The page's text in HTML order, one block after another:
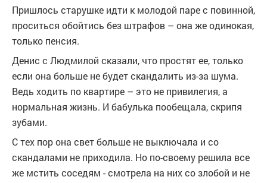
Пришлось старушке идти к молодой паре с повинной,
проситься обойтись без штрафов – она же одинокая,
только пенсия.
Денис с Людмилой сказали, что простят ее, только
если она больше не будет скандалить из-за шума.
Ведь ходить по квартире – это не привилегия, а
нормальная жизнь. И бабулька пообещала, скрипя
зубами.
С тех пор она свет больше не выключала и со
скандалами не приходила. Но по-своему решила все
же мстить соседям - смотрела на них со злобой и не